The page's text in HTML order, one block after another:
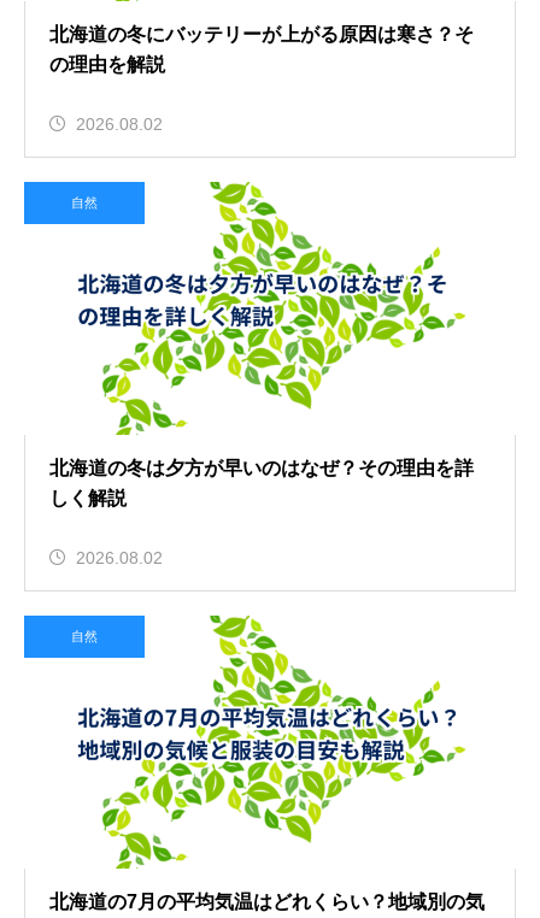
北海道の冬にバッテリーが上がる原因は寒さ？そ
の理由を解説
2026.08.02
自然
北海道の冬は夕方が早いのはなぜ？その理由を詳
しく解説
2026.08.02
自然
北海道の7月の平均気温はどれくらい？地域別の気